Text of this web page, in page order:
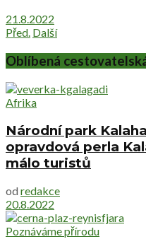
21.8.2022
Před. Další
Oblíbená
Afrika
Národní park
opravdová perla
málo turistů
od redakce
20.8.2022
Poznáváme přírodu